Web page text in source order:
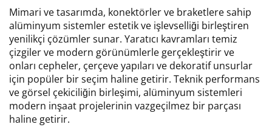
Mimari ve tasarımda, konektörler ve braketlere sahip
alüminyum sistemler estetik ve işlevselliği birleştiren
yenilikçi çözümler sunar. Yaratıcı kavramları temiz
çizgiler ve modern görünümlerle gerçekleştirir ve
onları cepheler, çerçeve yapıları ve dekoratif unsurlar
için popüler bir seçim haline getirir. Teknik performans
ve görsel çekiciliğin birleşimi, alüminyum sistemleri
modern inşaat projelerinin vazgeçilmez bir parçası
haline getirir.